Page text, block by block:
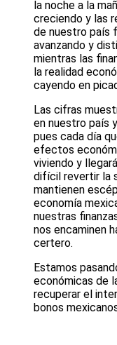
la noche a la
creciendo y las
de nuestro país
avanzando y
mientras las
la realidad
cayendo en
Las cifras
en nuestro país
pues cada día
efectos
viviendo y
difícil revertir la
mantienen
economía
nuestras
nos encaminen
certero.
Estamos
económicas de
recuperar el
bonos